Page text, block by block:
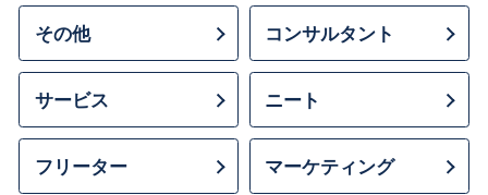
その他 コンサルタント
サービス ニート
フリーター マーケティング